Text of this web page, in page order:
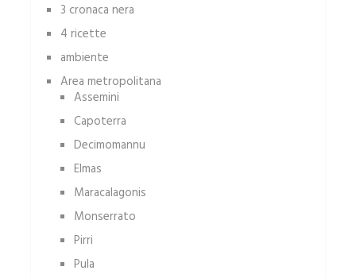
3 cronaca nera
4 ricette
ambiente
Area metropolitana
Assemini
Capoterra
Decimomannu
Elmas
Maracalagonis
Monserrato
Pirri
Pula